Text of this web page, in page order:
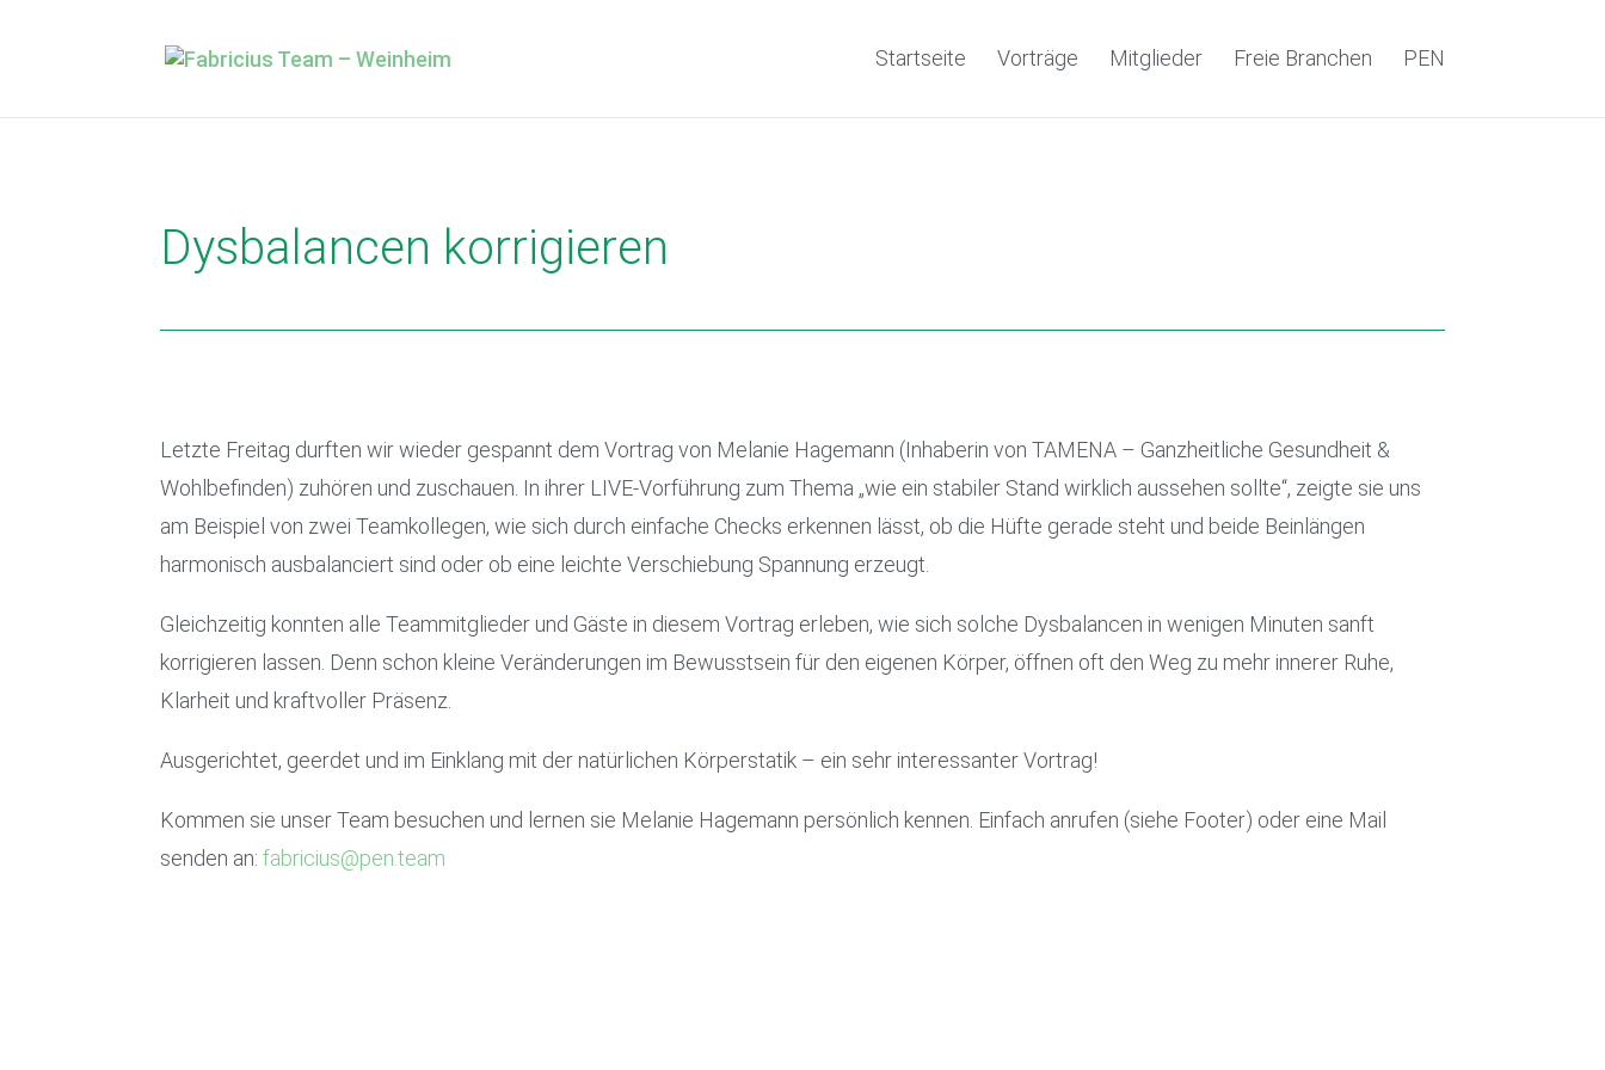
Startseite Vorträge Mitglieder Freie Branchen PEN
Dysbalancen korrigieren
Letzte Freitag durften wir wieder gespannt dem Vortrag von Melanie Hagemann (Inhaberin von TAMENA – Ganzheitliche Gesundheit &
Wohlbefinden) zuhören und zuschauen. In ihrer LIVE-Vorführung zum Thema „wie ein stabiler Stand wirklich aussehen sollte“, zeigte sie uns
am Beispiel von zwei Teamkollegen, wie sich durch einfache Checks erkennen lässt, ob die Hüfte gerade steht und beide Beinlängen
harmonisch ausbalanciert sind oder ob eine leichte Verschiebung Spannung erzeugt.
Gleichzeitig konnten alle Teammitglieder und Gäste in diesem Vortrag erleben, wie sich solche Dysbalancen in wenigen Minuten sanft
korrigieren lassen. Denn schon kleine Veränderungen im Bewusstsein für den eigenen Körper, öffnen oft den Weg zu mehr innerer Ruhe,
Klarheit und kraftvoller Präsenz.
Ausgerichtet, geerdet und im Einklang mit der natürlichen Körperstatik – ein sehr interessanter Vortrag!
Kommen sie unser Team besuchen und lernen sie Melanie Hagemann persönlich kennen. Einfach anrufen (siehe Footer) oder eine Mail
senden an:fabricius@pen.team